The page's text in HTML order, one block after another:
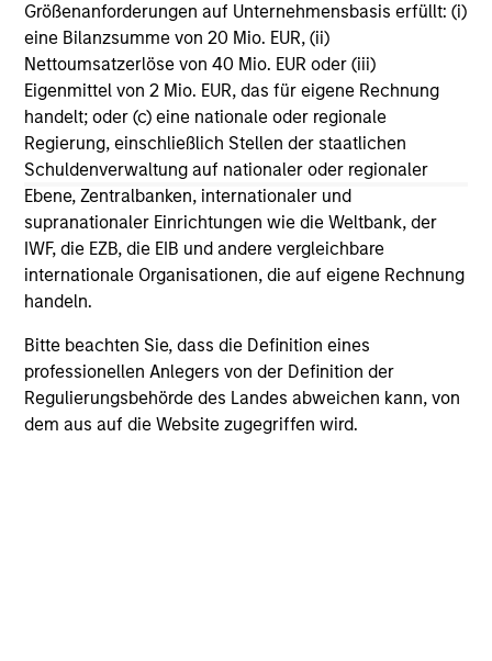
Größenanforderungen auf Unternehmensbasis erfüllt: (i)
eine Bilanzsumme von 20 Mio. EUR, (ii)
Nettoumsatzerlöse von 40 Mio. EUR oder (iii)
Eigenmittel von 2 Mio. EUR, das für eigene Rechnung
handelt; oder (c) eine nationale oder regionale
Regierung, einschließlich Stellen der staatlichen
Schuldenverwaltung auf nationaler oder regionaler
Ebene, Zentralbanken, internationaler und
supranationaler Einrichtungen wie die Weltbank, der
IWF, die EZB, die EIB und andere vergleichbare
internationale Organisationen, die auf eigene Rechnung
handeln.
Bitte beachten Sie, dass die Definition eines
professionellen Anlegers von der Definition der
Regulierungsbehörde des Landes abweichen kann, von
dem aus auf die Website zugegriffen wird.
Team Insights
There’s a New Sheriff in Town: Culture
Change at the Fed
Fed policy is changing and may reshape how